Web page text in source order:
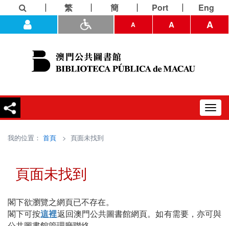
繁 簡 Port Eng
A A A
我的位置： 首頁 > 頁面未找到
頁面未找到
閣下欲瀏覽之網頁已不存在。
閣下可按這裡返回澳門公共圖書館網頁。如有需要，亦可與